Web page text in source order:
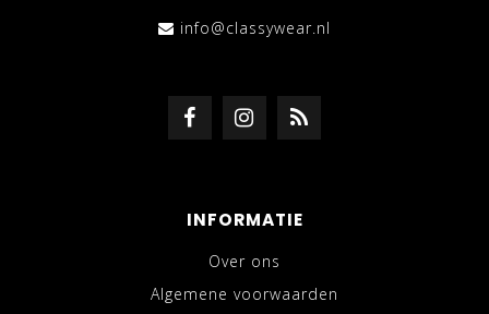
info@classywear.nl
INFORMATIE
Over ons
Algemene voorwaarden